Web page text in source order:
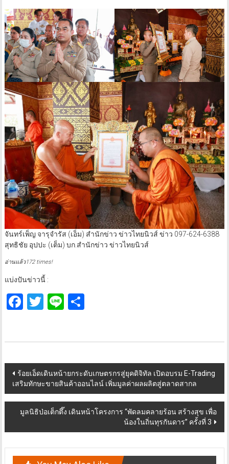
จันทร์เพ็ญ จารุจำรัส (เอ็ม) สำนักข่าว ข่าวไทยนิวส์ ข่าว 097-624-6388
สุทธิชัย อุปปะ (เต็ม) บก.สำนักข่าว ข่าวไทยนิวส์
อ่านแล้ว172 times!
แบ่งปันข่าวนี้ :
Facebook
Twitter
LineShare
Post
navigation
ร้อยเอ็ดเดินหน้ายกระดับเกษตรกรสู่ยุคดิจิทัล เปิดอบรม E-Trading
เสริมทักษะขายสินค้าออนไลน์ เพิ่มมูลค่าผลผลิตสู่ตลาดสากล
มูลนิธิป่อเต็กตึ๊ง เดินหน้าโครงการ “พัดลมคลายร้อน สร้างสุข เพื่อ
น้องในถิ่นทุรกันดาร” ครั้งที่ 3